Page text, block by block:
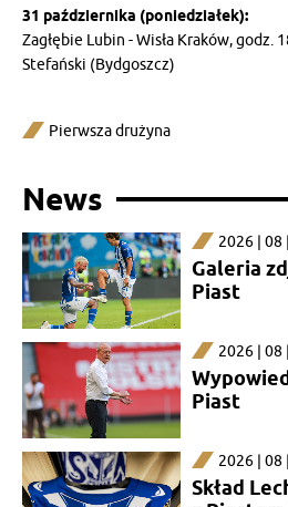
31 października (poniedziałek):
Zagłębie Lubin - Wisła Kraków, godz.
Stefański (Bydgoszcz)
Pierwsza drużyna
News
2026 | 08
Galeria
Piast
2026 | 08
Piast
2026 | 08
Skład